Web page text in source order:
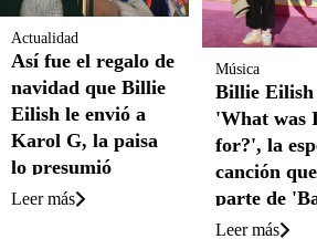
Actualidad
Así fue el regalo de
navidad que Billie
Eilish le envió a
Karol G, la paisa
lo presumió
Leer más
Música
Billie Eilish
'What was
for?', la
canción
parte de
Leer más